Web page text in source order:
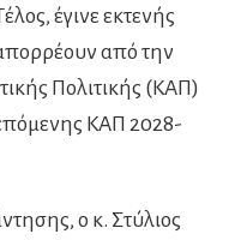
έγινε εκτενής
από την
Πολιτικής (ΚΑΠ)
ΚΑΠ 2028-
ο κ. Στύλιος